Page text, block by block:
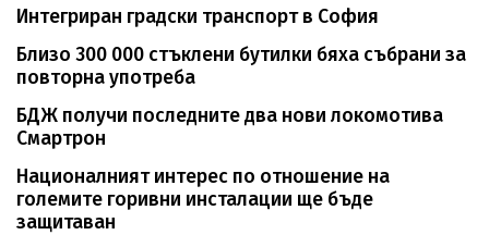
Интегриран градски транспорт в София
Близо 300 000 стъклени бутилки бяха събрани за
повторна употреба
БДЖ получи последните два нови локомотива
Смартрон
Националният интерес по отношение на
големите горивни инсталации ще бъде
защитаван